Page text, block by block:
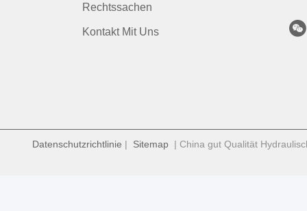
Rechtssachen
Kontakt Mit Uns
Datenschutzrichtlinie | Sitemap| China gut Qualität